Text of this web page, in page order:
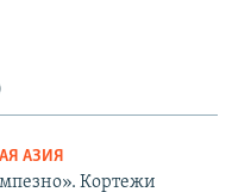
АЗИЯ
Кортежи